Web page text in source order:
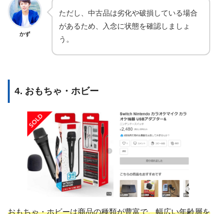
かず
ただし、中古品は劣化や破損している場合
があるため、入念に状態を確認しましょ
う。
4. おもちゃ・ホビー
おもちゃ・ホビーは商品の種類が豊富で、幅広い年齢層を